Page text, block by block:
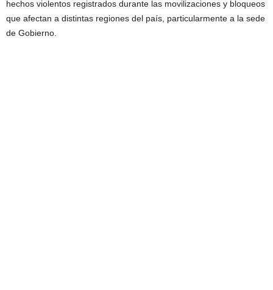
hechos violentos registrados durante las movilizaciones y bloqueos
que afectan a distintas regiones del país, particularmente a la sede
de Gobierno.